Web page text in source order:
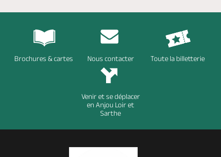
Brochures & cartes Nous contacter Toute la billetterie
Venir et se déplacer
en Anjou Loir et
Sarthe